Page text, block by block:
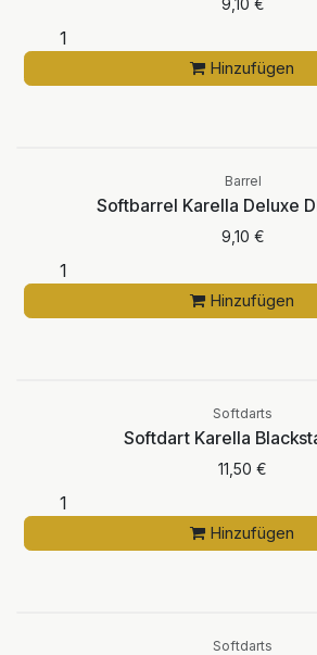
Hinzufügen
Barrel
Softbarrel Karella Deluxe
9,10 €
Hinzufügen
Softdarts
Softdart Karella
11,50 €
Hinzufügen
Softdarts